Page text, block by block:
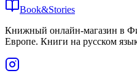
Book&Stories
Книжный онлайн-магазин в
Европе. Книги на русском